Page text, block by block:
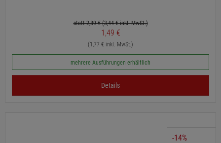
statt 2,89 €(3,44€ inkl. MwSt.)
1,49 €
(1,77 € inkl. MwSt.)
mehrere Ausführungen erhältlich
Details
-14%